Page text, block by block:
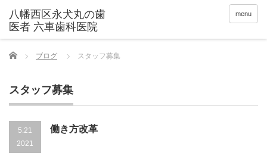
menu
Home ブログ スタッフ募集
スタッフ募集
5.21
2021
働き方改革